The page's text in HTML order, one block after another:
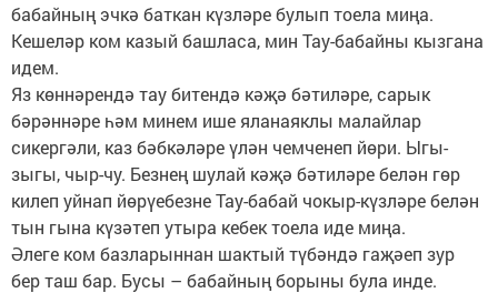
бабайның эчкә баткан күзләре булып тоела миңа.
Кешеләр ком казый башласа, мин Тау-бабайны кызгана
идем.
Яз көннәрендә тау битендә кәҗә бәтиләре, сарык
бәрәннәре һәм минем ише яланаяклы малайлар
сикергәли, каз бәбкәләре үлән чемченеп йөри. Ыгы-
зыгы, чыр-чу. Безнең шулай кәҗә бәтиләре белән гөр
килеп уйнап йөрүебезне Тау-бабай чокыр-күзләре белән
тын гына күзәтеп утыра кебек тоела иде миңа.
Әлеге ком базларыннан шактый түбәндә гаҗәеп зур
бер таш бар. Бусы – бабайның борыны була инде.